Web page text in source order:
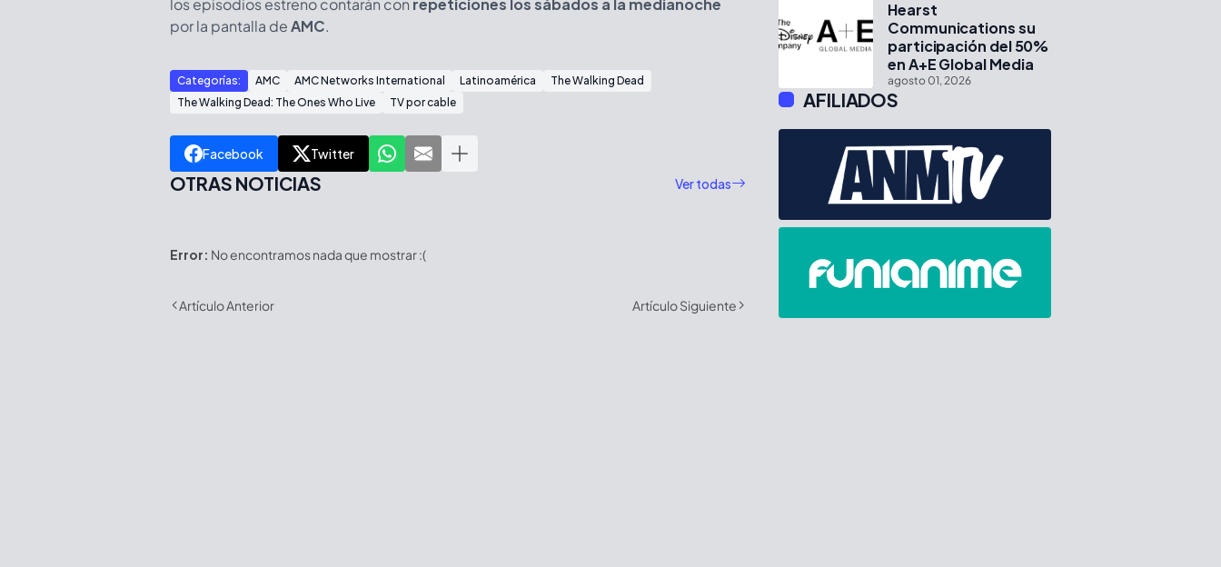
los episodios estreno contarán con repeticiones los sábados a la medianoche
por la pantalla deAMC.
Categorías: AMC AMC Networks International Latinoamérica
The Walking Dead
The Walking Dead: The Ones Who Live
TV por cable
Facebook Twitter
OTRAS NOTICIAS Ver todas
Error: No encontramos nada que mostrar :(
Artículo Anterior Artículo Siguiente
Hearst
Communications su
participación del 50%
en A+E Global Media
agosto 01, 2026
AFILIADOS